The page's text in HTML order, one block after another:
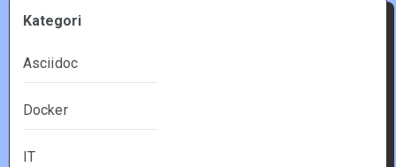
Kategori
Asciidoc
Docker
IT